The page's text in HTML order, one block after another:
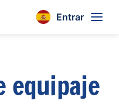
Entrar
equipaje